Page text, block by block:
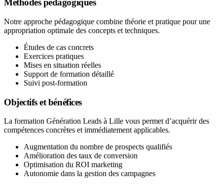
Méthodes pédagogiques
Notre approche pédagogique combine théorie et pratique pour une
appropriation optimale des concepts et techniques.
Études de cas concrets
Exercices pratiques
Mises en situation réelles
Support de formation détaillé
Suivi post-formation
Objectifs et bénéfices
La formation Génération Leads à Lille vous permet d’acquérir des
compétences concrètes et immédiatement applicables.
Augmentation du nombre de prospects qualifiés
Amélioration des taux de conversion
Optimisation du ROI marketing
Autonomie dans la gestion des campagnes